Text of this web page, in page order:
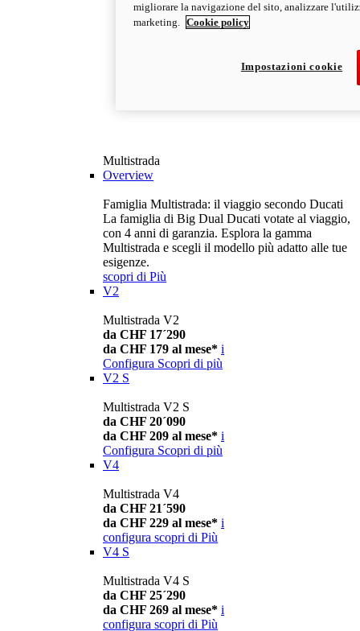
Multistrada
Overview
Famiglia Multistrada: il viaggio secondo Ducati
La famiglia di Big Dual Ducati votate al viaggio,
con 4 anni di garanzia. Esplora la gamma
Multistrada e scegli il modello più adatto alle tue
esigenze.
scopri di Più
V2
Multistrada V2
da CHF 17´290
da CHF 179 al mese* i
Configura Scopri di più
V2 S
Multistrada V2 S
da CHF 20´090
da CHF 209 al mese* i
Configura Scopri di più
V4
Multistrada V4
da CHF 21´590
da CHF 229 al mese* i
configura scopri di Più
V4 S
Multistrada V4 S
da CHF 25´290
da CHF 269 al mese* i
configura scopri di Più
migliorare la navigazione del sito, analizzare
marketing. Cookie policy
Impostazioni cookie